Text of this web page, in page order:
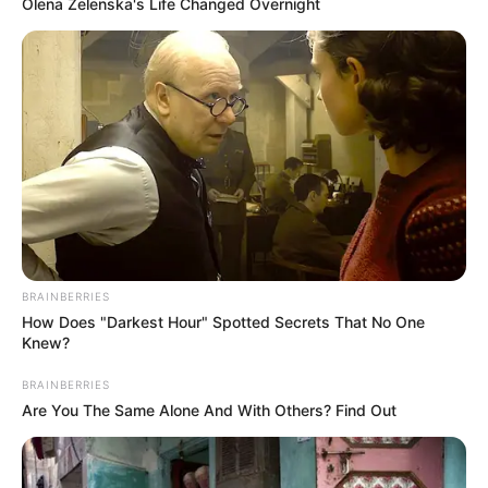
(foto: peachfizzz)
2. Jika terlalu ribet, bisa tancapkan saja anting pada
bagian dalam boks sehingga telihat rapi dan mudah
diambil
Olena Zelenska's Life Changed Overnight
BRAINBERRIES
How Does "Darkest Hour" Spotted Secrets That No One
Knew?
BRAINBERRIES
Are You The Same Alone And With Others? Find Out